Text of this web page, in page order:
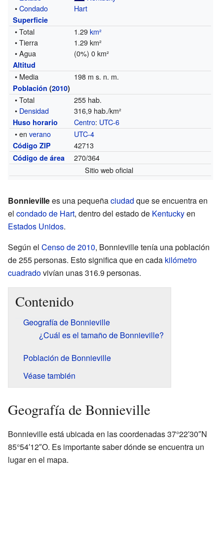
•Condado Hart
Superficie
• Total 1.29km²
• Tierra
1.29 km²
• Agua
(0%) 0 km²
Altitud
• Media 198 m s. n. m.
Población (2010)
• Total
255 hab.
• Densidad 316,9 hab./km²
Huso horario Centro: UTC-6
• enverano UTC-4
Código ZIP 42713
Código de área
270/364
Sitio web oficial
Bonnievillees una pequeñaciudad que se encuentra en
el condado de Hart, dentro del estado de Kentuckyen
Estados Unidos.
Según el Censo de 2010, Bonnieville tenía una población
de 255 personas. Esto significa que en cada kilómetro
cuadradovivían unas 316.9 personas.
Contenido
Geografía de Bonnieville
¿Cuál es el tamaño de Bonnieville?
Población de Bonnieville
Véase también
Geografía de Bonnieville
Bonnieville está ubicada en las coordenadas 37°22′30″N
85°54′12″O. Es importante saber dónde se encuentra un
lugar en el mapa.